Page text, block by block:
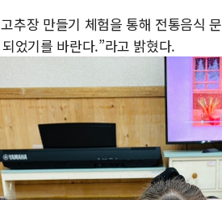
추장 만들기 체험을 통해 전통음식
었기를 바란다.”라고 밝혔다.